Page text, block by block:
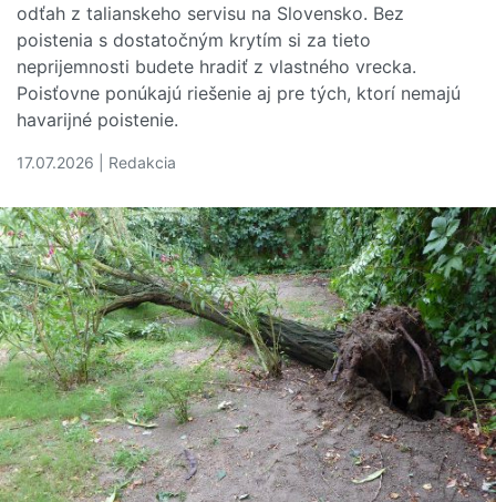
odťah z talianskeho servisu na Slovensko. Bez
poistenia s dostatočným krytím si za tieto
neprijemnosti budete hradiť z vlastného vrecka.
Poisťovne ponúkajú riešenie aj pre tých, ktorí nemajú
havarijné poistenie.
17.07.2026 | Redakcia